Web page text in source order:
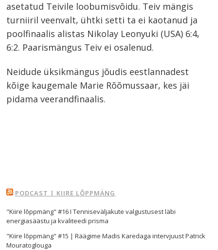
asetatud Teivile loobumisvõidu. Teiv mängis
turniiril veenvalt, ühtki setti ta ei kaotanud ja
poolfinaalis alistas Nikolay Leonyuki (USA) 6:4,
6:2. Paarismängus Teiv ei osalenud.
Neidude üksikmängus jõudis eestlannadest
kõige kaugemale Marie Rõõmussaar, kes jäi
pidama veerandfinaalis.
PODCAST | KIIRE LÕPPMÄNG
"Kiire lõppmäng" #16 I Tenniseväljakute valgustusest läbi
energiasäästu ja kvaliteedi prisma
"Kiire lõppmäng" #15 | Räägime Madis Karedaga intervjuust Patrick
Mouratoglouga